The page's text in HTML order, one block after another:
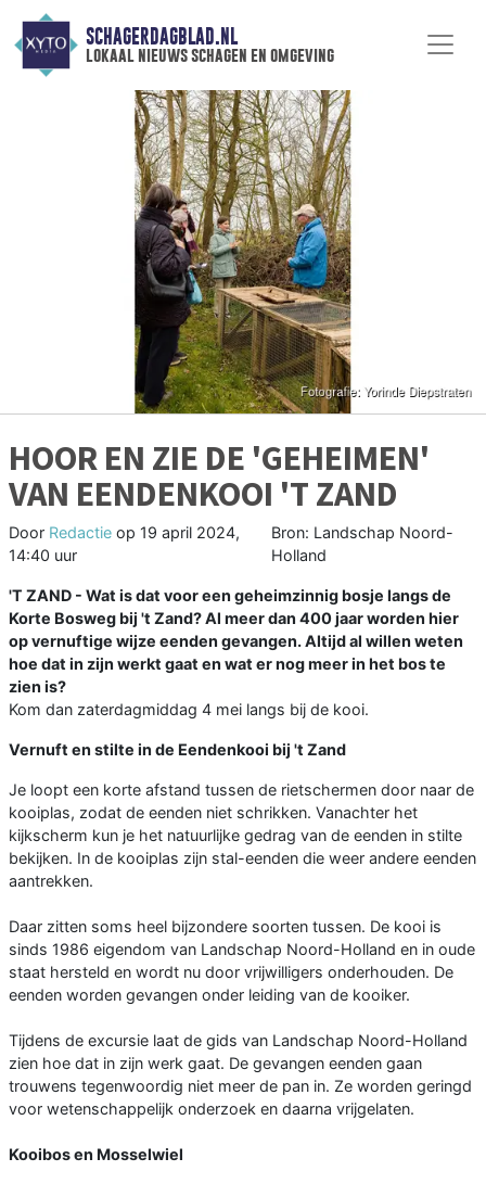
SCHAGERDAGBLAD.NL
lokaal nieuws schagen en omgeving
HOOR EN ZIE DE 'GEHEIMEN'
VAN EENDENKOOI 'T ZAND
Door Redactie op 19 april 2024,
14:40 uur
Bron: Landschap Noord-
Holland
'T ZAND - Wat is dat voor een geheimzinnig bosje langs de
Korte Bosweg bij 't Zand? Al meer dan 400 jaar worden hier
op vernuftige wijze eenden gevangen. Altijd al willen weten
hoe dat in zijn werkt gaat en wat er nog meer in het bos te
zien is?
Kom dan zaterdagmiddag 4 mei langs bij de kooi.
Vernuft en stilte in de Eendenkooi bij 't Zand
Je loopt een korte afstand tussen de rietschermen door naar de
kooiplas, zodat de eenden niet schrikken. Vanachter het
kijkscherm kun je het natuurlijke gedrag van de eenden in stilte
bekijken. In de kooiplas zijn stal-eenden die weer andere eenden
aantrekken.
Daar zitten soms heel bijzondere soorten tussen. De kooi is
sinds 1986 eigendom van Landschap Noord-Holland en in oude
staat hersteld en wordt nu door vrijwilligers onderhouden. De
eenden worden gevangen onder leiding van de kooiker.
Tijdens de excursie laat de gids van Landschap Noord-Holland
zien hoe dat in zijn werk gaat. De gevangen eenden gaan
trouwens tegenwoordig niet meer de pan in. Ze worden geringd
voor wetenschappelijk onderzoek en daarna vrijgelaten.
Kooibos en Mosselwiel